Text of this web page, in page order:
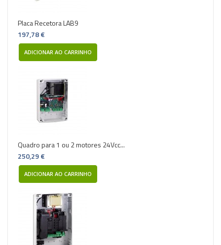
Placa Recetora LAB9
197,78 €
ADICIONAR AO CARRINHO
Quadro para 1 ou 2 motores 24Vcc...
250,29 €
ADICIONAR AO CARRINHO